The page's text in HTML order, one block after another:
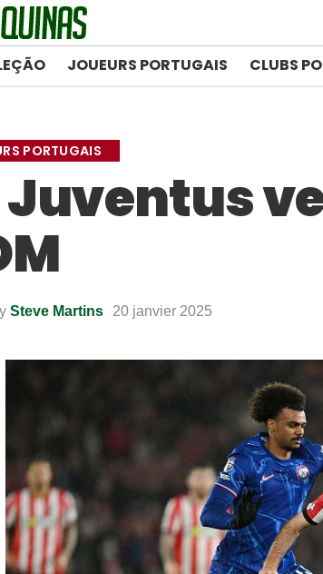
JOUEURS PORTUGAIS CLUBS
PORTUGAIS
Juventus
Steve Martins 20 janvier 2025